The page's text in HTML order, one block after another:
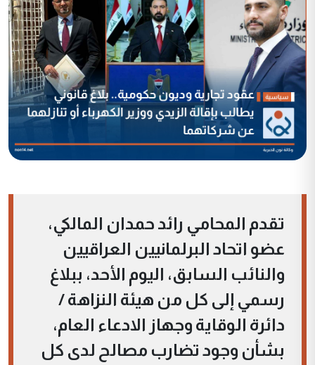
تقدم المحامي رائد حمدان المالكي،
عضو اتحاد البرلمانيين العراقيين
والنائب السابق، اليوم الأحد، ببلاغ
رسمي إلى كل من هيئة النزاهة /
دائرة الوقاية وجهاز الادعاء العام،
بشأن وجود تضارب مصالح لدى كل